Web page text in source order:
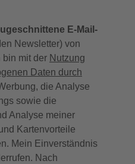
E-Mail-
Newsletter) von
bin mit der Nutzung
Daten durch
die Analyse
sowie die
Analyse meiner
Kartenvorteile
Mein Einverständnis
Nach